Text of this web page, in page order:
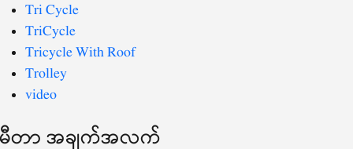
Tri Cycle
TriCycle
Tricycle With Roof
Trolley
video
မီတာ အချက်အလက်